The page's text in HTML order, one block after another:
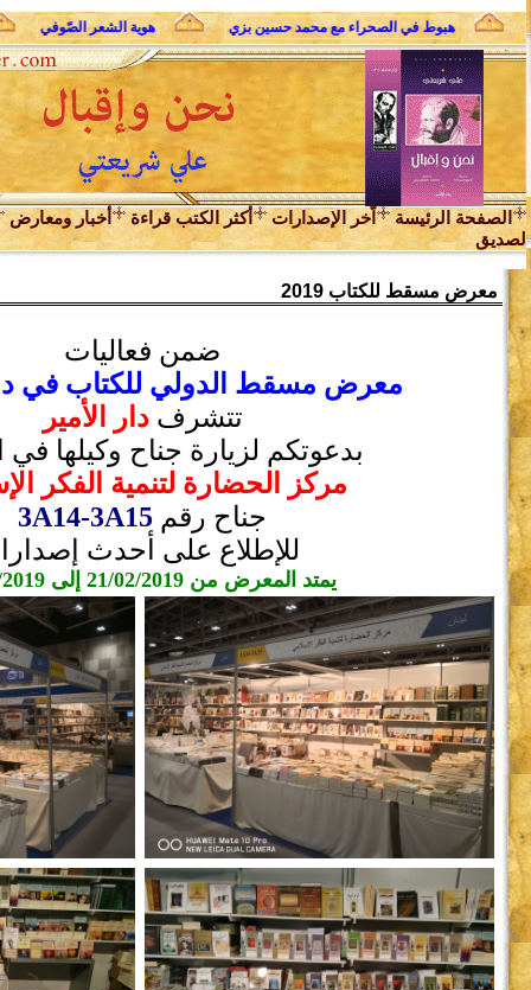
هبوط في الصحراء مع محمد حسين بزي هوية الشعر الصّوفي
الصفحة الرئيسة اّخر الإصدارات أكثر الكتب قراءة
أخبار ومعارض
لصديق
معرض مسقط للكتاب 2019
ضمن فعاليات
معرض مسقط الدولي للكتاب في
تتشرفدار الأمير
بدعوتكم لزيارة جناح وكيلها
مركز الحضارة لتنمية الفكر
جناح رقم 3A14-3A15
للإطلاع على أحدث
يمتد المعرض من 21/02/2019 إلى 04/03/2019